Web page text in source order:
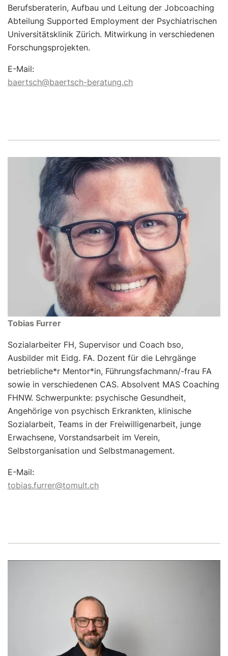
Berufsberaterin, Aufbau und Leitung der Jobcoaching
Abteilung Supported Employment der Psychiatrischen
Universitätsklinik Zürich. Mitwirkung in verschiedenen
Forschungsprojekten.
E-Mail:
baertsch@baertsch-beratung.ch
Tobias Furrer
Sozialarbeiter FH, Supervisor und Coach bso,
Ausbilder mit Eidg. FA. Dozent für die Lehrgänge
betriebliche*r Mentor*in, Führungsfachmann/-frau FA
sowie in verschiedenen CAS. Absolvent MAS Coaching
FHNW. Schwerpunkte: psychische Gesundheit,
Angehörige von psychisch Erkrankten, klinische
Sozialarbeit, Teams in der Freiwilligenarbeit, junge
Erwachsene, Vorstandsarbeit im Verein,
Selbstorganisation und Selbstmanagement.
E-Mail:
tobias.furrer@tomult.ch